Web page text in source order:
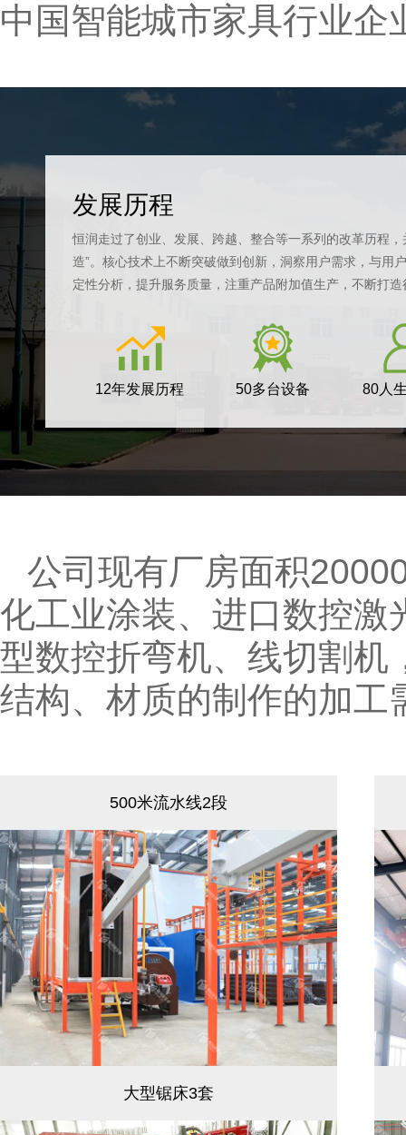
中国智能城市家具行业企
发展历程
恒润走过了创业、发展、跨越、整合等一系列的改革历程，
造”。核心技术上不断突破做到创新，洞察用户需求，与用
定性分析，提升服务质量，注重产品附加值生产，不断打
12年发展历程 50多台设备 80人
公司现有厂房面积
化工业涂装、进口数控激
型数控折弯机、线切割机
结构、材质的制作的加工
500米流水线2段
大型锯床3套